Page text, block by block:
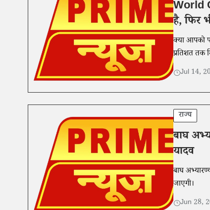
World
है, फिर
क्या आपको पता है कि इस धरती पर एक ऐसा जीव भी है,
प्रतिशत तक
Jul 14,
राज्य
बाघ
यादव
बाघ
जाएगी।
Jun 28,